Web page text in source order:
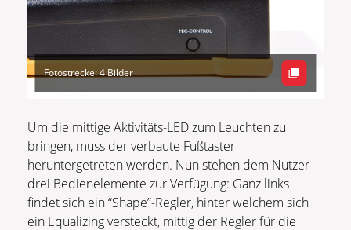
Fotostrecke: 4 Bilder
Um die mittige Aktivitäts-LED zum Leuchten zu
bringen, muss der verbaute Fußtaster
heruntergetreten werden. Nun stehen dem Nutzer
drei Bedienelemente zur Verfügung: Ganz links
findet sich ein “Shape”-Regler, hinter welchem sich
ein Equalizing versteckt, mittig der Regler für die